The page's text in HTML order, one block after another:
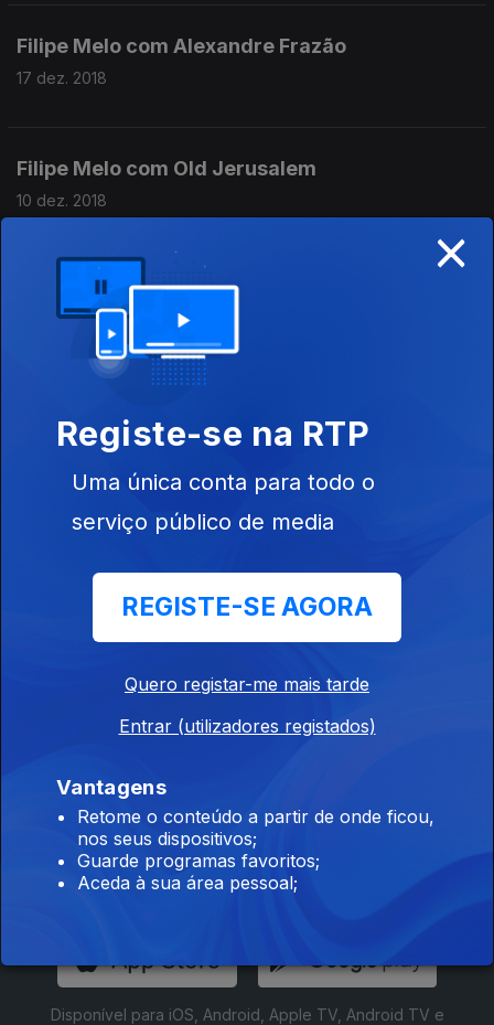
Filipe Melo com Alexandre Frazão
17 dez. 2018
Filipe Melo com Old Jerusalem
10 dez. 2018
Filipe Melo com Carlos Barretto
03 dez. 2018
26 nov. 2018
Filipe Melo com Nelson Cascais
Convidado Mário Delgado
05 nov. 2018
Instale a aplicação
Disponível para iOS, Android, Apple TV, Android TV e
×
Registe-se na RTP
Uma única conta para todo o
serviço público de media
REGISTE-SE AGORA
Quero registar-me mais tarde
Entrar (utilizadores registados)
Vantagens
Retome o conteúdo a partir de onde ficou,
nos seus dispositivos;
Guarde programas favoritos;
Aceda à sua área pessoal;